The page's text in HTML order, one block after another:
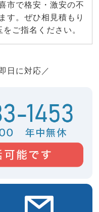
市で格安・激安の不
す。ぜひ相見積もり
ご指名ください。
日に対応／